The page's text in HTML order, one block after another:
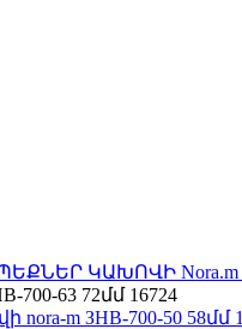
ԿԱԽՈՎԻ Nora.m
700-63 72մմ 16724